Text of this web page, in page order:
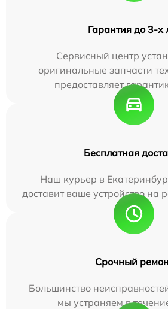
Гарантия до 3-х
Сервисный центр
оригинальные запчасти
предоставляет
Бесплатная
Наш курьер в
доставит ваше устройство на
Срочный
Большинство
мы устраняем в